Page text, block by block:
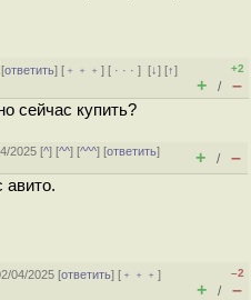
ответить] [ ﹢﹢﹢] [ · · ·][↓] [↑]
+2
+ / –
сейчас купить?
2025 [^] [^^] [^^^] [ответить]
+ / –
авито.
04/2025 [ответить] [ ﹢﹢﹢]
–2
+ / –